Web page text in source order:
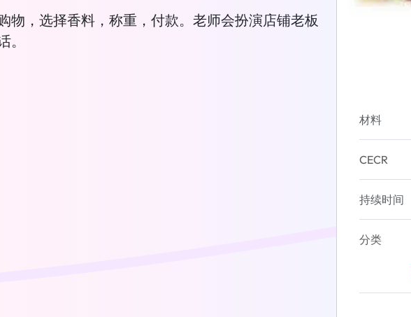
物，选择香料，称重，付款。老师会扮演店铺老板
。
材料
CECR
持续时间
分类